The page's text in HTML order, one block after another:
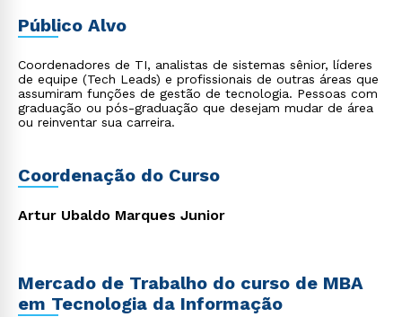
Público Alvo
Coordenadores de TI, analistas de sistemas sênior, líderes
de equipe (Tech Leads) e profissionais de outras áreas que
assumiram funções de gestão de tecnologia. Pessoas com
graduação ou pós-graduação que desejam mudar de área
ou reinventar sua carreira.
Coordenação do Curso
Artur Ubaldo Marques Junior
Mercado de Trabalho do curso de MBA
em Tecnologia da Informação